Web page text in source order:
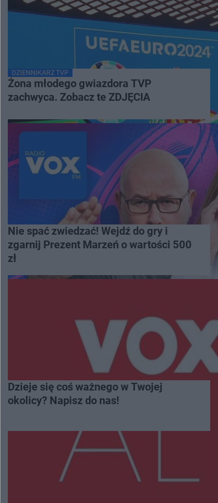
DZIENNIKARZ TVP
Żona młodego gwiazdora TVP
zachwyca. Zobacz te ZDJĘCIA
Nie spać zwiedzać! Wejdź do gry i
zgarnij Prezent Marzeń o wartości 500
zł
Dzieje się coś ważnego w Twojej
okolicy? Napisz do nas!
Więcej